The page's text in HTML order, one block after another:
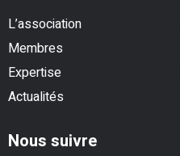
L’association
Membres
Expertise
Actualités
Nous suivre